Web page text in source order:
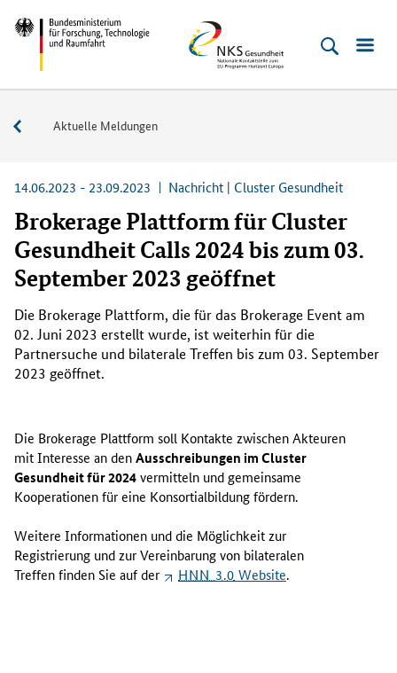
Direkt
zum
Inhalt
(Eingabetaste)
Direkt
zum
Hauptmenu
(Eingabetaste)
Direkt
zur
Suche
(Eingabetaste)
Direkt
zur
Fußleiste
(Enter)
Bundesministerium
und
NKS
Gesundheit
Service
Aktuelle Meldungen
14.06.2023 - 23.09.2023 Nachricht | Cluster Gesundheit
Brokerage Plattform für Cluster
Gesundheit Calls 2024 bis zum 03.
September 2023 geöffnet
Die Brokerage Plattform, die für das Brokerage Eventam
02. Juni 2023 erstellt wurde, ist weiterhin für die
Partnersuche und bilaterale Treffen bis zum 03. September
2023 geöffnet.
Die Brokerage Plattform soll Kontakte zwischen Akteuren
mit Interesse an denAusschreibungen imCluster
Gesundheit für 2024vermitteln und gemeinsame
Kooperationen für eine Konsortialbildung fördern.
Weitere Informationen und die Möglichkeit zur
Registrierung und zur Vereinbarung von bilateralen
Treffen finden Sie auf der
HNN 3.0 Website.